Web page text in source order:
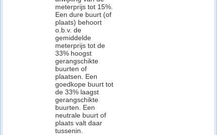
meterprijs tot 15%.
Een dure buurt (of
plaats) behoort
o.b.v. de
gemiddelde
meterprijs tot de
33% hoogst
gerangschikte
buurten of
plaatsen. Een
goedkope buurt tot
de 33% laagst
gerangschikte
buurten. Een
neutrale buurt of
plaats valt daar
tussenin.